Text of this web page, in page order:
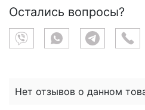
Остались вопросы?
Нет отзывов о данном